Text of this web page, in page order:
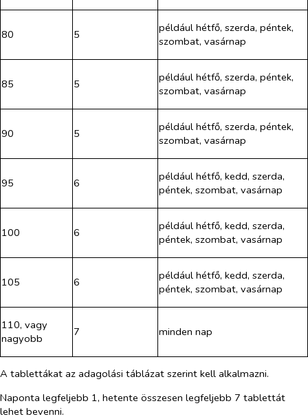
80 5
például hétfő, szerda, péntek,
szombat, vasárnap
85 5
például hétfő, szerda, péntek,
szombat, vasárnap
90 5
például hétfő, szerda, péntek,
szombat, vasárnap
95 6
például hétfő, kedd, szerda,
péntek, szombat, vasárnap
100 6
például hétfő, kedd, szerda,
péntek, szombat, vasárnap
105 6
például hétfő, kedd, szerda,
péntek, szombat, vasárnap
110, vagy
nagyobb
7 minden nap
A tablettákat az adagolási táblázat szerint kell alkalmazni.
Naponta legfeljebb 1, hetente összesen legfeljebb 7 tablettát
lehet bevenni.